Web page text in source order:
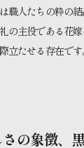
職人たちの粋の
の主役である花
立たせる存在です
の象徴、